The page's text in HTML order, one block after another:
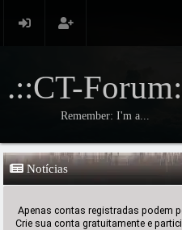
.::CT-
Remember: I'm a...
Notícias
Apenas contas registradas podem
Crie sua conta gratuitamente e